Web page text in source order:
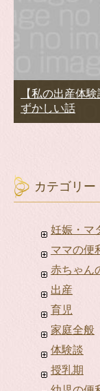
【私の出産体
ずかしい話
カテゴリー
妊娠・マ
ママの便
赤ちゃん
出産
育児
家庭全般
体験談
授乳期